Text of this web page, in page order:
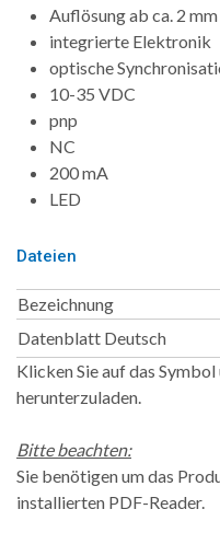
Auflösung ab ca. 2 mm
integrierte Elektronik
optische
10-35 VDC
pnp
NC
200 mA
LED
Dateien
Bezeichnung
Datenblatt Deutsch
Klicken Sie auf das
herunterzuladen.
Bitte beachten:
Sie benötigen um das
installierten PDF-Reader.